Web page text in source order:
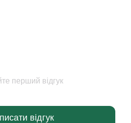
перший відгук
відгук